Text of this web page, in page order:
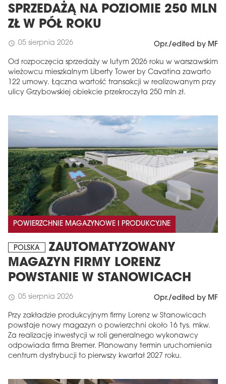
SPRZEDAŻĄ NA POZIOMIE 250 MLN
ZŁ W PÓŁ ROKU
schedule 05 sierpnia 2026 Opr./edited by MF
Od rozpoczęcia sprzedaży w lutym 2026 roku w warszawskim
wieżowcu mieszkalnym Liberty Tower by Cavatina zawarto
122 umowy. Łączna wartość transakcji w realizowanym przy
ulicy Grzybowskiej obiekcie przekroczyła 250 mln zł.
POWIERZCHNIE MAGAZYNOWE I PRODUKCYJNE
POLSKA
ZAUTOMATYZOWANY
MAGAZYN FIRMY LORENZ
POWSTANIE W STANOWICACH
schedule 05 sierpnia 2026 Opr./edited by MF
Przy zakładzie produkcyjnym firmy Lorenz w Stanowicach
powstaje nowy magazyn o powierzchni około 16 tys. mkw.
Za realizację inwestycji w roli generalnego wykonawcy
odpowiada firma Bremer. Planowany termin uruchomienia
centrum dystrybucji to pierwszy kwartał 2027 roku.